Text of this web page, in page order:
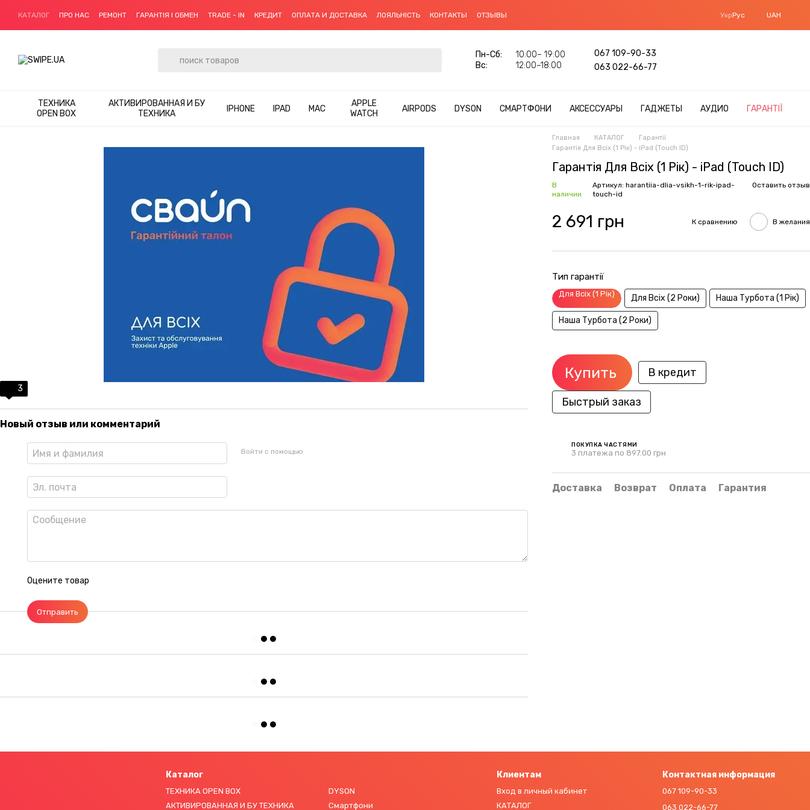
КАТАЛОГ ПРО НАС РЕМОНТ ГАРАНТІЯ І ОБМЕН TRADE - IN КРЕДИТ ОПЛАТА И ДОСТАВКА ЛОЯЛЬНІСТЬ КОНТАКТЫ ОТЗЫВЫ УкрРус UAH
Пн-Сб:
10:00– 19:00
Вс:
12:00–18:00
067 109-90-33
063 022-66-77
ТЕХНИКА
OPEN BOX
АКТИВИРОВАННАЯ И БУ
ТЕХНИКА
IPHONE IPAD MAC
APPLE
WATCH
AIRPODS DYSON СМАРТФОНИ АКСЕССУАРЫ ГАДЖЕТЫ АУДИО ГАРАНТІЇ
3
Новый отзыв или комментарий
Войти с помощью
Оцените товар
Отправить
Главная КАТАЛОГ
Гарантії
Гарантія Для Всіх (1 Рік) - iPad (Touch ID)
Гарантія Для Всіх (1 Рік) - iPad (Touch ID)
В
наличии
Артикул: harantiia-dlia-vsikh-1-rik-ipad-
touch-id
Оставить отзыв
2 691 грн К сравнению В желания
Тип гарантії
Для Всіх (1 Рік) Для Всіх (2 Роки) Наша Турбота (1 Рік)
Наша Турбота (2 Роки)
Купить В кредит
Быстрый заказ
ПОКУПКА ЧАСТЯМИ
3 платежа по 897.00 грн
Доставка Возврат Оплата Гарантия
Каталог
ТЕХНИКА OPEN BOX
АКТИВИРОВАННАЯ И БУ ТЕХНИКА
DYSON
Смартфони
Клиентам
Вход в личный кабинет
КАТАЛОГ
Контактная информация
067 109-90-33
063 022-66-77